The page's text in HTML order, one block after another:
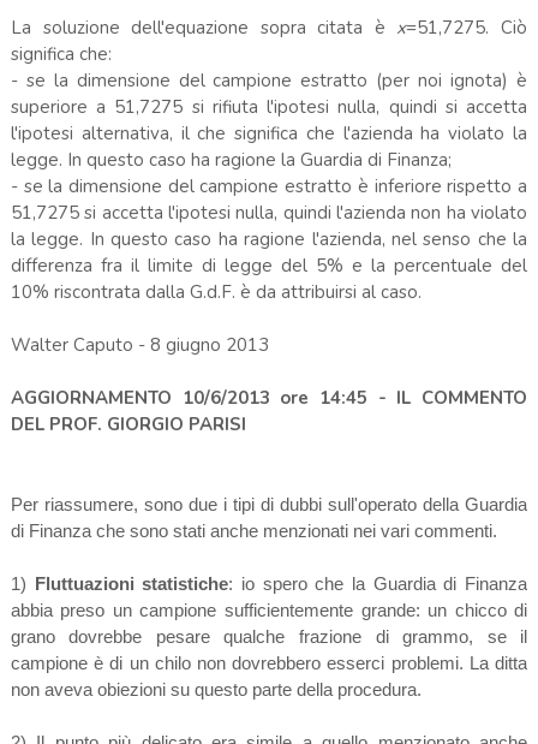
La soluzione dell'equazione sopra citata è x=51,7275. Ciò
significa che:
- se la dimensione del campione estratto (per noi ignota) è
superiore a 51,7275 si rifiuta l'ipotesi nulla, quindi si accetta
l'ipotesi alternativa, il che significa che l'azienda ha violato la
legge. In questo caso ha ragione la Guardia di Finanza;
- se la dimensione del campione estratto è inferiore rispetto a
51,7275 si accetta l'ipotesi nulla, quindi l'azienda non ha violato
la legge. In questo caso ha ragione l'azienda, nel senso che la
differenza fra il limite di legge del 5% e la percentuale del
10% riscontrata dalla G.d.F. è da attribuirsi al caso.
Walter Caputo - 8 giugno 2013
AGGIORNAMENTO 10/6/2013 ore 14:45 - IL COMMENTO
DEL PROF. GIORGIO PARISI
Per riassumere, sono due i tipi di dubbi sull'operato della Guardia
di Finanza che sono stati anche menzionati nei vari commenti.
1) Fluttuazioni statistiche: io spero che la Guardia di Finanza
abbia preso un campione sufficientemente grande: un chicco di
grano dovrebbe pesare qualche frazione di grammo, se il
campione è di un chilo non dovrebbero esserci problemi. La ditta
non aveva obiezioni su questo parte della procedura.